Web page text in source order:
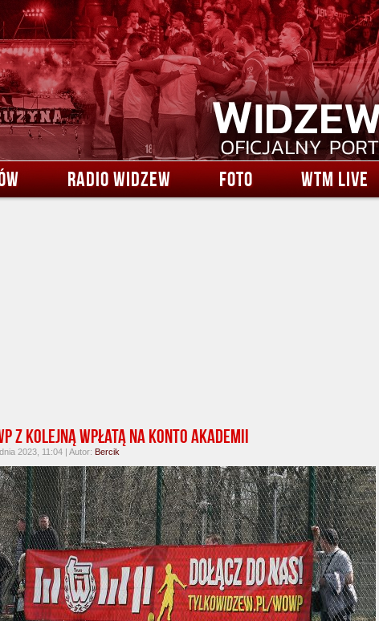
RADIO WIDZEW FOTO WTM LIVE
z kolejną wpłatą na konto Akademii
2023, 11:04 | Autor: Bercik